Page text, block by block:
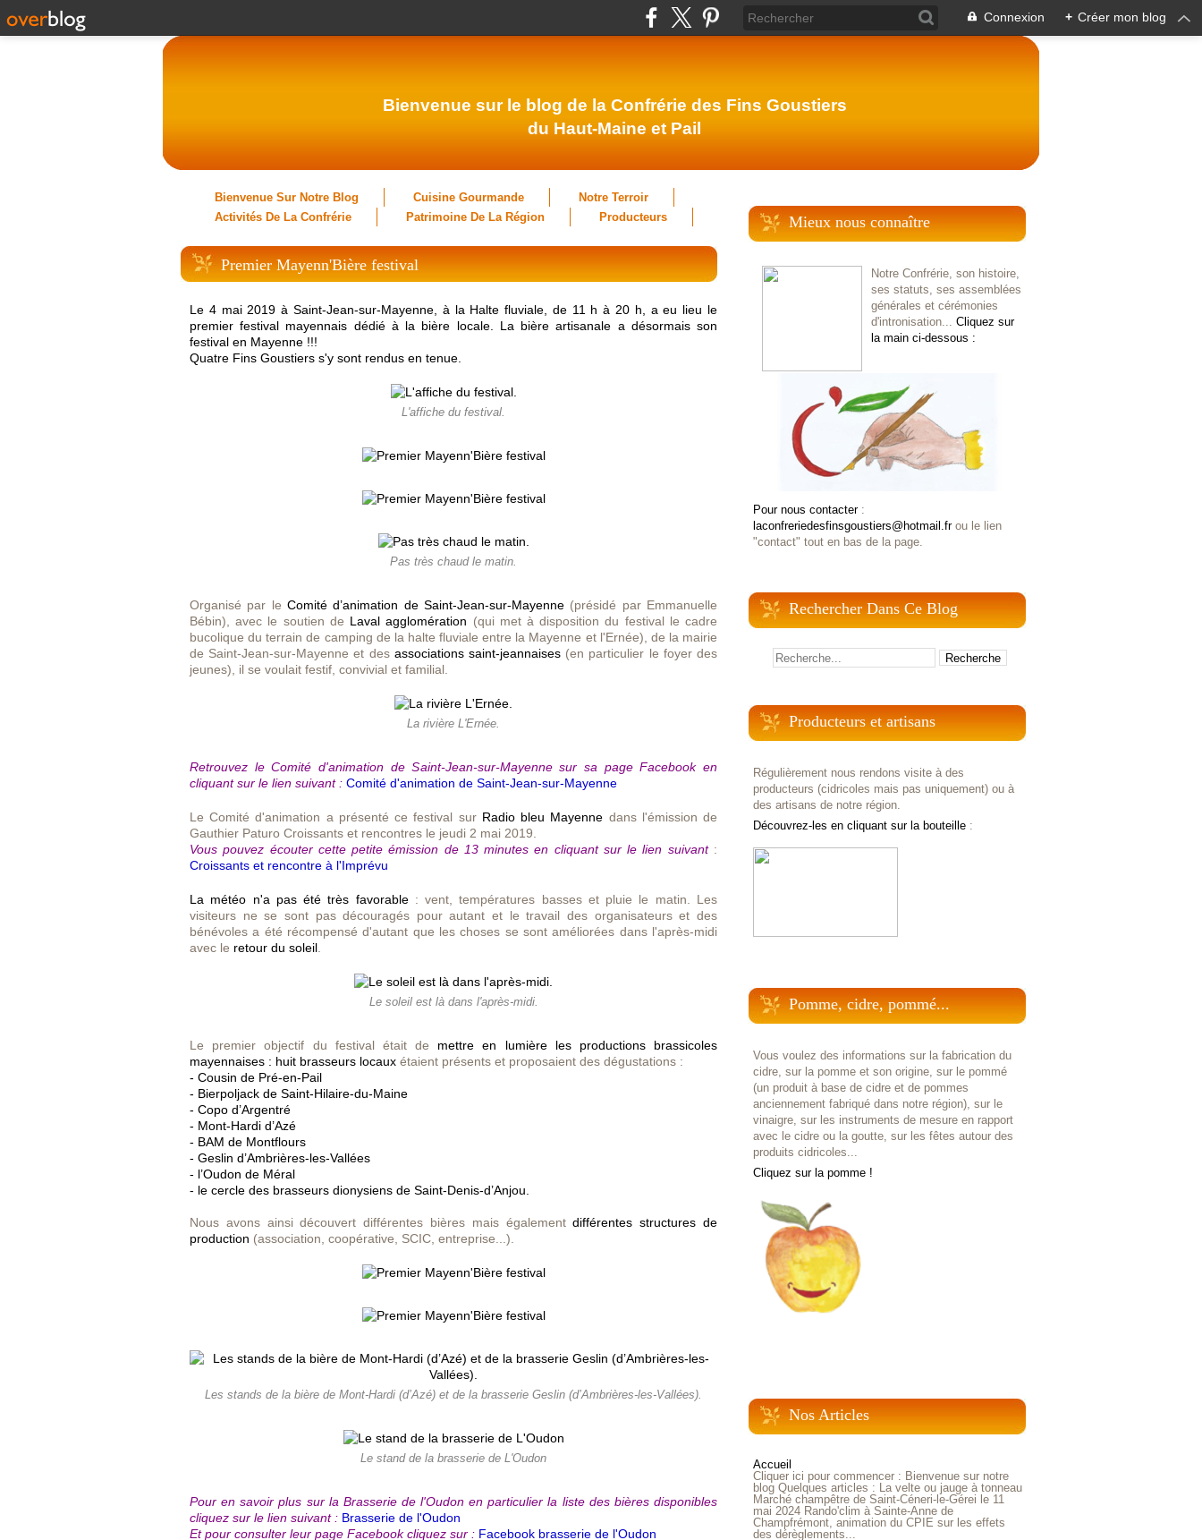
Connexion + Créer mon blog
Bienvenue sur le blog de la Confrérie des Fins Goustiers
du Haut-Maine et Pail
Bienvenue Sur Notre Blog Cuisine Gourmande
Notre Terroir
Activités De La Confrérie
Patrimoine De La Région Producteurs
Premier Mayenn'Bière festival
Le 4 mai 2019 à Saint-Jean-sur-Mayenne, à la Halte fluviale, de 11 h à 20 h, a eu lieu le
premier festival mayennais dédié à la bière locale. La bière artisanale a désormais son
festival en Mayenne !!!
Quatre Fins Goustiers s'y sont rendus en tenue.
L'affiche du festival.
Pas très chaud le matin.
Organisé par le Comité d’animation de Saint-Jean-sur-Mayenne (présidé par Emmanuelle
Bébin), avec le soutien de Laval agglomération (qui met à disposition du festival le cadre
bucolique du terrain de camping de la halte fluviale entre la Mayenne et l'Ernée), de la mairie
de Saint-Jean-sur-Mayenne et des associations saint-jeannaises (en particulier le foyer des
jeunes), il se voulait festif, convivial et familial.
La rivière L'Ernée.
Retrouvez le Comité d'animation de Saint-Jean-sur-Mayenne sur sa page Facebook en
cliquant sur le lien suivant : Comité d'animation de Saint-Jean-sur-Mayenne
Le Comité d'animation a présenté ce festival sur Radio bleu Mayenne dans l'émission de
Gauthier Paturo Croissants et rencontres le jeudi 2 mai 2019.
Vous pouvez écouter cette petite émission de 13 minutes en cliquant sur le lien suivant:
Croissants et rencontre à l'Imprévu
La météo n'a pas été très favorable: vent, températures basses et pluie le matin. Les
visiteurs ne se sont pas découragés pour autant et le travail des organisateurs et des
bénévoles a été récompensé d'autant que les choses se sont améliorées dans l'après-midi
avec le retour du soleil
Le soleil est là dans l'après-midi.
Le premier objectif du festival était de mettre en lumière
les productions brassicoles
mayennaises : huit brasseurs locaux étaient présents et proposaient des dégustations :
- Cousin de Pré-en-Pail
- Bierpoljack de Saint-Hilaire-du-Maine
- Copo d’Argentré
- Mont-Hardi d’Azé
- BAM de Montflours
- Geslin d’Ambrières-les-Vallées
- l’Oudon de Méral
- le cercle des brasseurs dionysiens de Saint-Denis-d’Anjou.
Nous avons ainsi découvert différentes bières mais égalementdifférentes structures de
production (association, coopérative, SCIC, entreprise...).
Les stands de la bière de Mont-Hardi (d’Azé) et de la brasserie Geslin (d’Ambrières-les-Vallées).
Le stand de la brasserie de L'Oudon
Pour en savoir plus sur la Brasserie de l'Oudon en particulier la liste des bières disponibles
cliquez sur le lien suivant : Brasserie de l'Oudon
Et pour consulter leur page Facebook cliquez sur : Facebook brasserie de l'Oudon
Mieux nous connaître
Notre Confrérie, son histoire,
ses statuts, ses assemblées
générales et cérémonies
d'intronisation... Cliquez sur
la main ci-dessous :
Pour nous contacter:
laconfreriedesfinsgoustiers@hotmail.frou le lien
"contact" tout en bas de la page.
Rechercher Dans Ce Blog
Producteurs et artisans
Régulièrement nous rendons visite à des
producteurs (cidricoles mais pas uniquement) ou à
des artisans de notre région.
Découvrez-les en cliquant sur la bouteille :
Pomme, cidre, pommé...
Vous voulez des informations sur la fabrication du
cidre, sur la pomme et son origine, sur le pommé
(un produit à base de cidre et de pommes
anciennement fabriqué dans notre région), sur le
vinaigre, sur les instruments de mesure en rapport
avec le cidre ou la goutte, sur les fêtes autour des
produits cidricoles...
Cliquez sur la pomme !
Nos Articles
Accueil
Cliquer ici pour commencer : Bienvenue sur notre
blog Quelques articles : La velte ou jauge à tonneau
Marché champêtre de Saint-Céneri-le-Gérei le 11
mai 2024 Rando'clim à Sainte-Anne de
Champfrémont, animation du CPIE sur les effets
des dérèglements...